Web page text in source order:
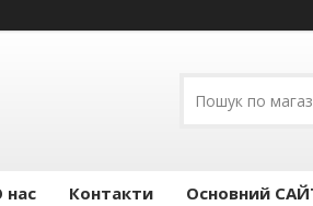
нас Контакти Основний